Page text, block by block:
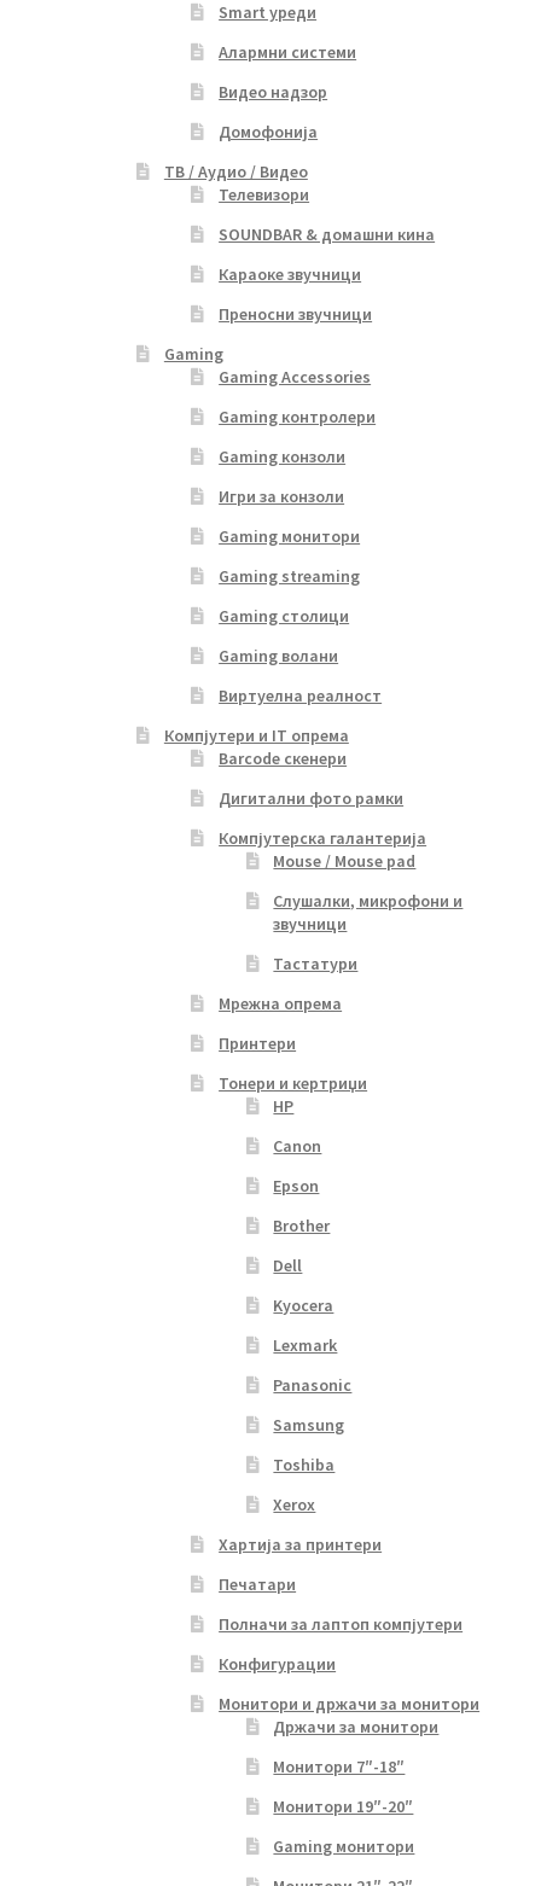
Smart уреди
Алармни системи
Видео надзор
Домофонија
ТВ / Аудио / Видео
Телевизори
SOUNDBAR & домашни кина
Караоке звучници
Преносни звучници
Gaming
Gaming Accessories
Gaming контролери
Gaming конзоли
Игри за конзоли
Gaming монитори
Gaming streaming
Gaming столици
Gaming волани
Виртуелна реалност
Компјутери и IT опрема
Barcode скенери
Дигитални фото рамки
Компјутерска галантерија
Mouse / Mouse pad
Слушалки, микрофони и
звучници
Тастатури
Мрежна опрема
Принтери
Тонери и кертриџи
HP
Canon
Epson
Brother
Dell
Kyocera
Lexmark
Panasonic
Samsung
Toshiba
Xerox
Хартија за принтери
Печатари
Полначи за лаптоп компјутери
Конфигурации
Монитори и држачи за монитори
Држачи за монитори
Монитори 7″-18″
Монитори 19″-20″
Gaming монитори